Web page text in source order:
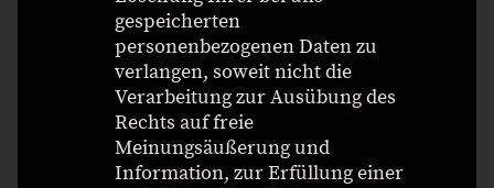
gespeicherten
personenbezogenen Daten zu
verlangen, soweit nicht die
Verarbeitung zur Ausübung des
Rechts auf freie
Meinungsäußerung und
Information, zur Erfüllung einer